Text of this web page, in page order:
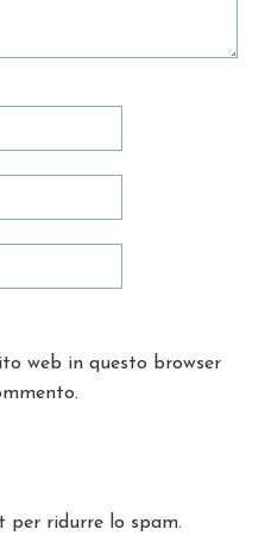
web in questo browser
per ridurre lo spam.